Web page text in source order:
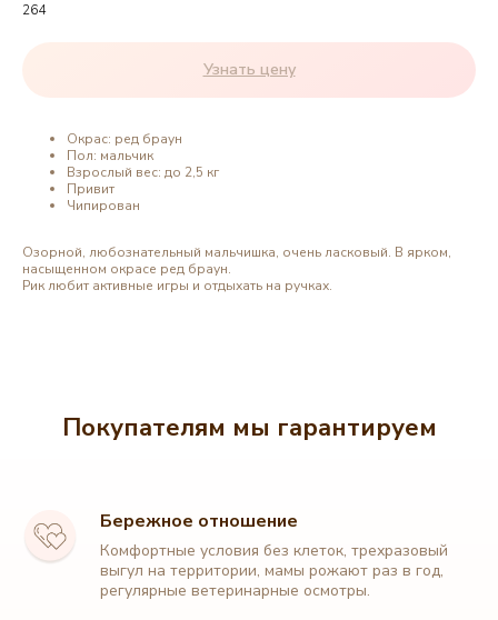
264
Узнать цену
Окрас: ред браун
Пол: мальчик
Взрослый вес: до 2,5 кг
Привит
Чипирован
Озорной, любознательный мальчишка, очень ласковый. В ярком,
насыщенном окрасе ред браун.
Рик любит активные игры и отдыхать на ручках.
Покупателям мы гарантируем
Бережное отношение
Комфортные условия без клеток, трехразовый
выгул на территории, мамы рожают раз в год,
регулярные ветеринарные осмотры.